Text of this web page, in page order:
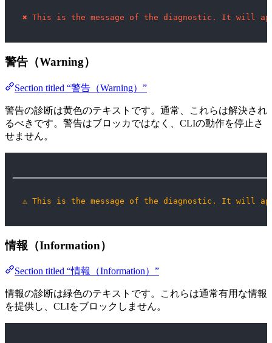
✖ This is the message of the diagnostic. It will
警告（Warning）
Section titled “警告（Warning）”
警告の診断は黄色のテキストです。通常、これらは解決され
るべきです。警告はブロッカではなく、CLIの動作を停止さ
せません。
⚠ This is the message of the diagnostic. It will
情報（Information）
Section titled “情報（Information）”
情報の診断は緑色のテキストです。これらは通常有用な情報
を提供し、CLIをブロックしません。